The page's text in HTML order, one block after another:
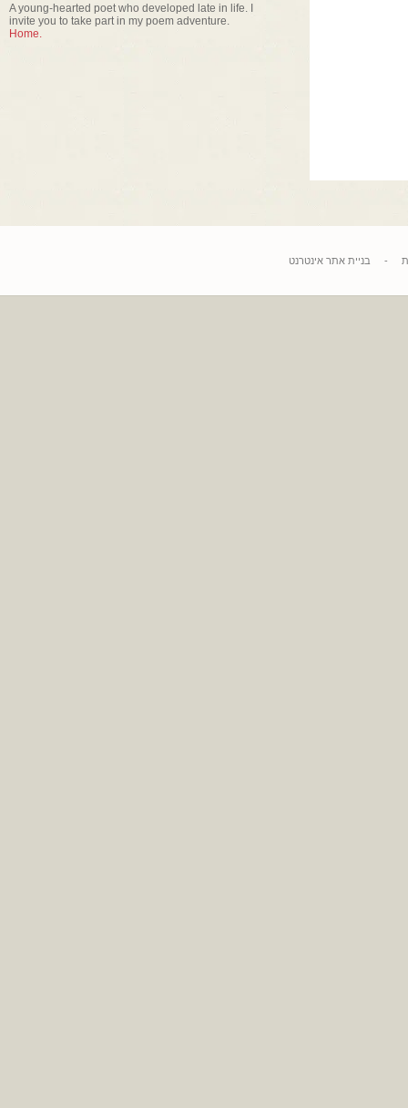
A young-hearted poet who developed late in life. I
invite you to take part in my poem adventure.
Home.
בניית אתר אינטרנט